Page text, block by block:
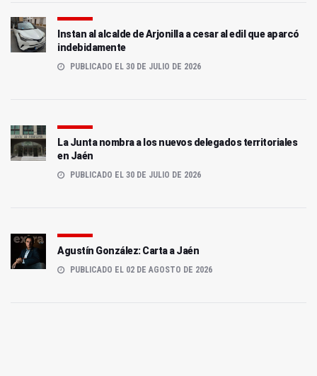
Instan al alcalde de Arjonilla a cesar al edil que aparcó
indebidamente
PUBLICADO EL 30 DE JULIO DE 2026
La Junta nombra a los nuevos delegados territoriales
en Jaén
PUBLICADO EL 30 DE JULIO DE 2026
Agustín González: Carta a Jaén
PUBLICADO EL 02 DE AGOSTO DE 2026